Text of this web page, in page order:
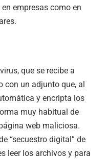
empresas como en
que se recibe a
con un adjunto que, al
y encripta los
muy habitual de
web maliciosa.
“secuestro digital” de
leer los archivos y para